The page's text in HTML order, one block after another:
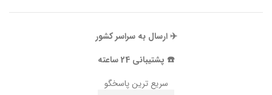
✈️ ارسال به سراسر کشور
☎️ پشتیبانی 24 ساعته
سریع ترین پاسخگو